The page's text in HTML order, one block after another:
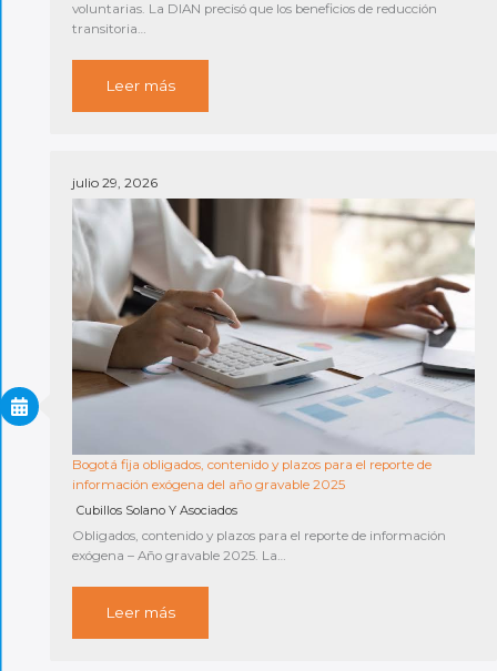
voluntarias. La DIAN precisó que los beneficios de reducción
transitoria…
Leer más
julio 29, 2026
Bogotá fija obligados, contenido y plazos para el reporte de
información exógena del año gravable 2025
Cubillos Solano Y Asociados
Obligados, contenido y plazos para el reporte de información
exógena – Año gravable 2025. La…
Leer más